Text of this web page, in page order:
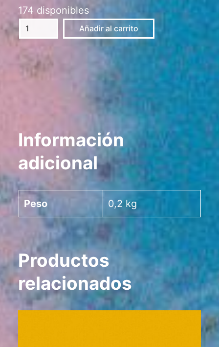
174 disponibles
Llama:
rompiendo
aguas
-
Añadir al carrito
Información
adicional
Peso 0,2 kg
Productos
relacionados